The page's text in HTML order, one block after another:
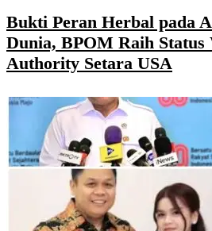
Bukti Peran Herbal pada
Dunia, BPOM Raih
Authority Setara USA